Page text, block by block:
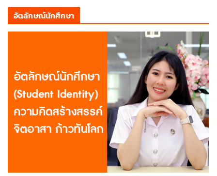
อัตลักษณ์นักศึกษา